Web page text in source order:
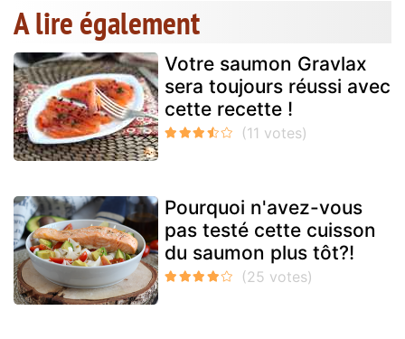
A lire également
Votre saumon Gravlax
sera toujours réussi avec
cette recette !
Pourquoi n'avez-vous
pas testé cette cuisson
du saumon plus tôt?!